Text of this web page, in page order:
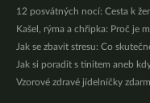
12 posvátných nocí: Cesta k
Kašel, rýma a chřipka: Proč je
Jak se zbavit stresu: Co
Jak si poradit s tinitem aneb
Vzorové zdravé jídelníčky